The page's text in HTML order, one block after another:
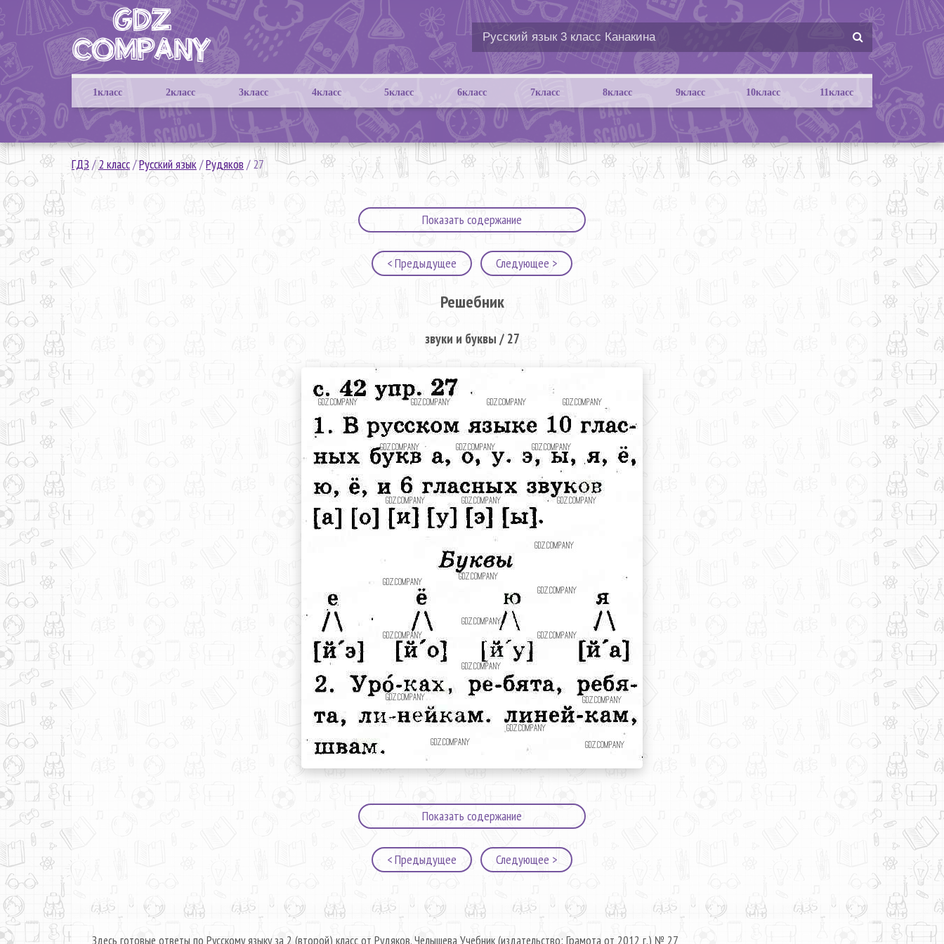
1класс 2класс 3класс 4класс 5класс 6класс 7класс 8класс 9класс 10класс 11класс
ГДЗ /2 класс/Русский язык/Рудяков /27
Показать содержание
< Предыдущее Следующее >
Решебник
звуки и буквы / 27
Показать содержание
< Предыдущее Следующее >
Здесь готовые ответы по Русскому языку за 2 (второй) класс от Рудяков, Челышева Учебник (издательство: Грамота от 2012 г.) № 27